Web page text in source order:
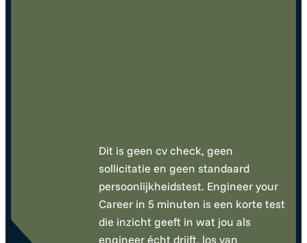
Dit is geen cv check, geen
sollicitatie en geen standaard
persoonlijkheidstest. Engineer your
Career in 5 minuten is een korte test
die inzicht geeft in wat jou als
engineer écht drijft, los van